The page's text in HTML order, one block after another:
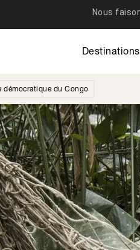
Destinations
démocratique du Congo